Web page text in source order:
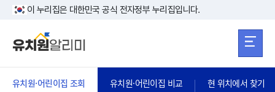
본문 바로가기
이 누리집은 대한민국 공식 전자정부 누리집입니다.
유치원·어린이집 조회 유치원·어린이집 비교 현 위치에서 찾기